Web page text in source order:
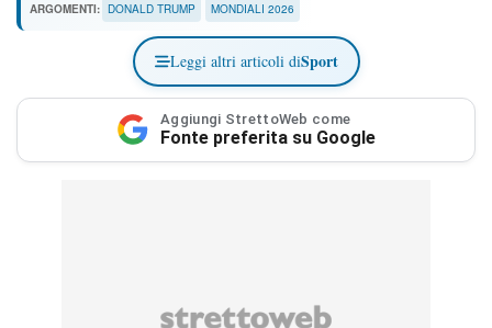
ARGOMENTI: DONALD TRUMP MONDIALI 2026
Leggi altri articoli diSport
Aggiungi StrettoWeb come
Fonte preferita su Google